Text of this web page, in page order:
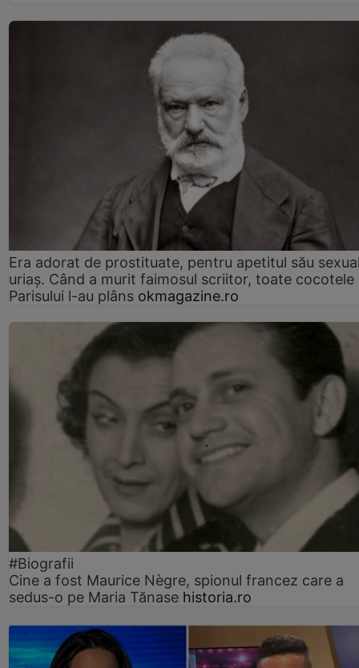
Era adorat de prostituate, pentru apetitul său
uriaș. Când a murit faimosul scriitor, toate cocotele
Parisului l-au plâns okmagazine.ro
#Biografii
Cine a fost Maurice Nègre, spionul francez care a
sedus-o pe Maria Tănase historia.ro